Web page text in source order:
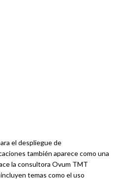
el despliegue de
también aparece como una
la consultora Ovum TMT
temas como el uso